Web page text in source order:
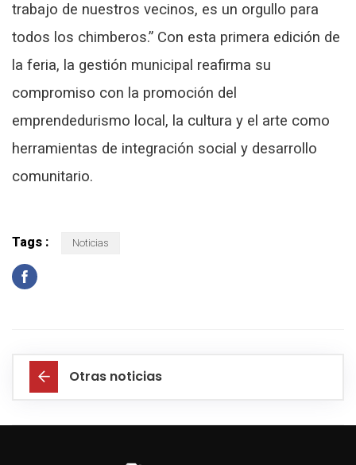
trabajo de nuestros vecinos, es un orgullo para
todos los chimberos.” Con esta primera edición de
la feria, la gestión municipal reafirma su
compromiso con la promoción del
emprendedurismo local, la cultura y el arte como
herramientas de integración social y desarrollo
comunitario.
Tags : Noticias
Otras noticias